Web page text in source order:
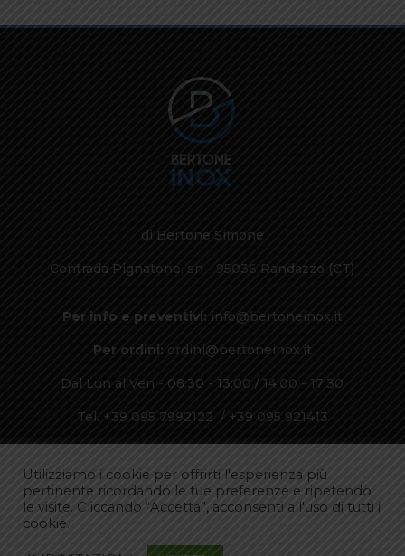
di Bertone Simone
Contrada Pignatone, sn - 95036 Randazzo (CT)
Per info e preventivi: info@bertoneinox.it
Per ordini: ordini@bertoneinox.it
Dal Lun al Ven - 08:30 - 13:00 / 14:00 - 17:30
Tel. +39 095 7992122 / +39 095 921413
P.Iva 04853390872
Utilizziamo i cookie per offrirti l'esperienza più
pertinente ricordando le tue preferenze e ripetendo
le visite. Cliccando “Accetta”, acconsenti all'uso di tutti i
cookie.